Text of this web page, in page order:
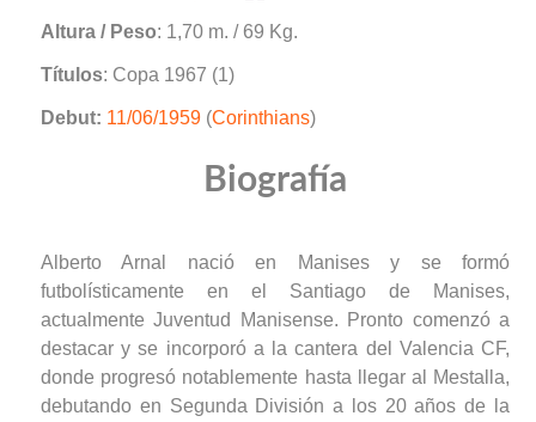
Altura / Peso: 1,70 m. / 69 Kg.
Títulos: Copa 1967 (1)
Debut: 11/06/1959 (Corinthians)
Biografía
Alberto Arnal nació en Manises y se formó
futbolísticamente en el Santiago de Manises,
actualmente Juventud Manisense. Pronto comenzó a
destacar y se incorporó a la cantera del Valencia CF,
donde progresó notablemente hasta llegar al Mestalla,
debutando en Segunda División a los 20 años de la